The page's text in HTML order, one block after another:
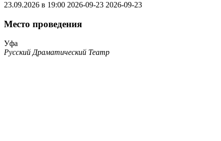
23.09.2026 в 19:00 2026-09-23 2026-09-23
Место проведения
Уфа
Русский Драматический Театр